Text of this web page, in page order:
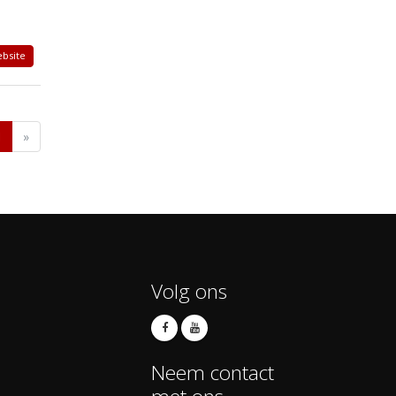
»
Volg ons
Neem contact